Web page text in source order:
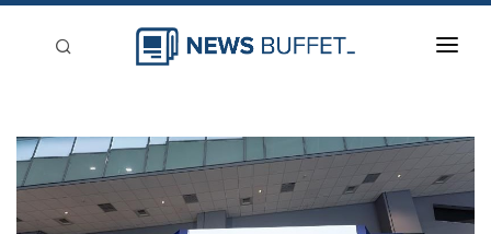
新聞稿分類